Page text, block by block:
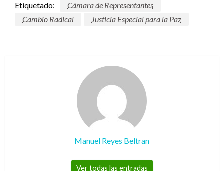
Etiquetado:
Cámara de Representantes
Cambio Radical
Justicia Especial para la Paz
Manuel Reyes Beltran
Ver todas las entradas